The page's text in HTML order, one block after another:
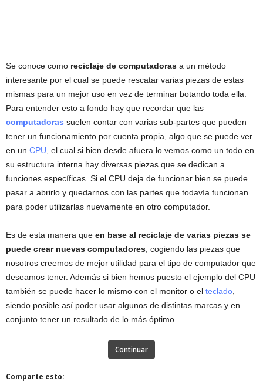
Se conoce como reciclaje de computadoras a un método
interesante por el cual se puede rescatar varias piezas de estas
mismas para un mejor uso en vez de terminar botando toda ella.
Para entender esto a fondo hay que recordar que las
computadoras suelen contar con varias sub-partes que pueden
tener un funcionamiento por cuenta propia, algo que se puede ver
en un CPU , el cual si bien desde afuera lo vemos como un todo en
su estructura interna hay diversas piezas que se dedican a
funciones específicas. Si el CPU deja de funcionar bien se puede
pasar a abrirlo y quedarnos con las partes que todavía funcionan
para poder utilizarlas nuevamente en otro computador.
Es de esta manera que en base al reciclaje de varias piezas se
puede crear nuevas computadores , cogiendo las piezas que
nosotros creemos de mejor utilidad para el tipo de computador que
deseamos tener. Además si bien hemos puesto el ejemplo del CPU
también se puede hacer lo mismo con el monitor o el teclado
siendo posible así poder usar algunos de distintas marcas y en
conjunto tener un resultado de lo más óptimo.
Continuar
Comparte esto: